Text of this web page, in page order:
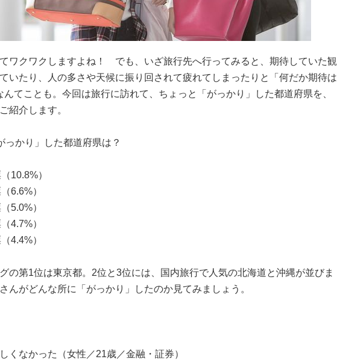
ワクワクしますよね！ でも、いざ旅行先へ行ってみると、期待していた観
いたり、人の多さや天候に振り回されて疲れてしまったりと「何だか期待は
んてことも。今回は旅行に訪れて、ちょっと「がっかり」した都道府県を、
紹介します。
っかり」した都道府県は？
10.8%）
6.6%）
5.0%）
4.7%）
4.4%）
の第1位は東京都。2位と3位には、国内旅行で人気の北海道と沖縄が並びま
んがどんな所に「がっかり」したのか見てみましょう。
くなかった（女性／21歳／金融・証券）